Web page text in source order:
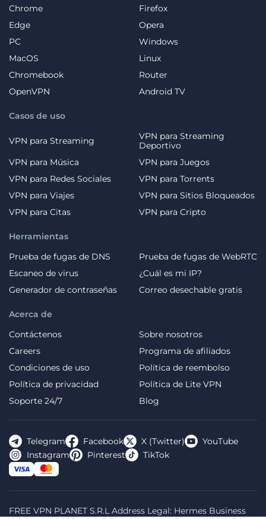
Chrome
Firefox
Edge
Opera
PC
Windows
MacOS
Linux
Chromebook
Router
OpenVPN
Android TV
Casos de uso
VPN para Streaming
VPN para Streaming
Deportivo
VPN para Música
VPN para Juegos
VPN para Redes Sociales
VPN para Torrents
VPN para Viajes
VPN para Sitios Bloqueados
VPN para Citas
VPN para Cripto
Acerca de
Contáctenos
Sobre nosotros
Careers
Programa de afiliados
Condiciones de uso
Política de reembolso
Política de privacidad
Política de Lite VPN
Soporte 24/7
Blog
Herramientas
Prueba de fugas de DNS
Prueba de fugas de WebRTC
Escaneo de virus
¿Cuál es mi IP?
Generador de contraseñas
Correo desechable gratis
Telegram Facebook X (Twitter)
YouTube
Instagram
Pinterest TikTok
FREE VPN PLANET S.R.L Address Legal: Hermes Business